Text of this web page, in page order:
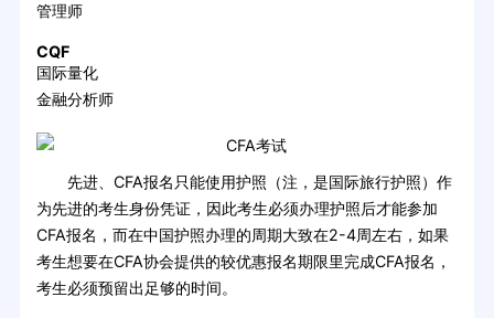
管理师
CQF
国际量化
金融分析师
先进、CFA报名只能使用护照（注，是国际旅行护照）作
为先进的考生身份凭证，因此考生必须办理护照后才能参加
CFA报名，而在中国护照办理的周期大致在2-4周左右，如果
考生想要在CFA协会提供的较优惠报名期限里完成CFA报名，
考生必须预留出足够的时间。